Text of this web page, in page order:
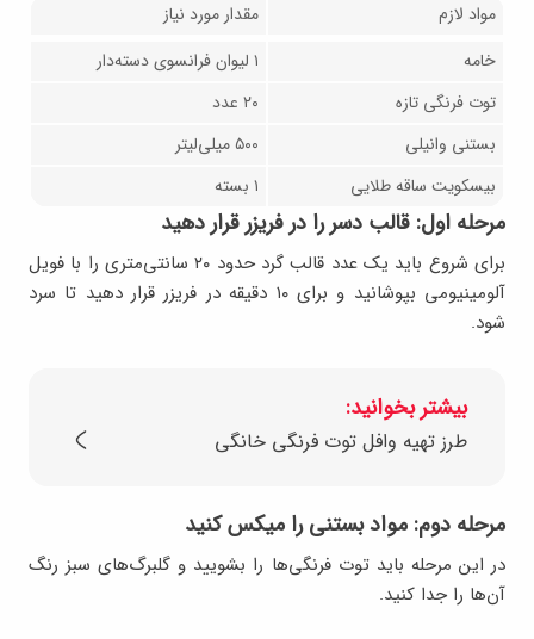
مواد لازم
مقدار مورد نیاز
خامه
۱ لیوان فرانسوی دسته‌دار
توت فرنگی تازه
۲۰ عدد
بستنی وانیلی
۵۰۰ میلی‌لیتر
بیسکویت ساقه طلایی
۱ بسته
مرحله اول: قالب دسر را در فریزر قرار دهید
برای شروع باید یک عدد قالب گرد حدود ۲۰ سانتی‌متری را با فویل
آلومینیومی بپوشانید و برای ۱۰ دقیقه در فریزر قرار دهید تا سرد
شود.
بیشتر بخوانید:
طرز تهیه وافل توت فرنگی خانگی
مرحله دوم: مواد بستنی را میکس کنید
در این مرحله باید توت فرنگی‌ها را بشویید و گلبرگ‌های سبز رنگ
آن‌ها را جدا کنید.